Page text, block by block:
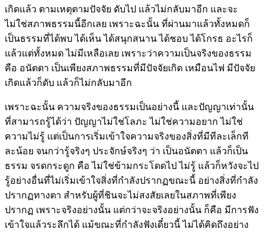
เกิดแล้ว ตามเหตุตามปัจจัย ดับไป แล้วไม่กลับมาอีก และจะ
ไม่ใช่สภาพธรรมนี้อีกเลย เพราะฉะนั้น ที่ผ่านมาแล้วทั้งหมดก็
เป็นธรรมที่ได้พบ ได้เห็น ได้สนุกสนาน ได้ชอบ ได้โกรธ อะไรก็
แล้วแต่ทั้งหมด ไม่มีเหลือเลย เพราะว่าความเป็นจริงของธรรม
คือ อนัตตา เป็นเพียงสภาพธรรมที่มีปัจจัยเกิด เหมือนไฟ มีปัจจัย
เกิดแล้วก็ดับ แล้วก็ไม่กลับมาอีก
เพราะฉะนั้น ความจริงของธรรมเป็นอย่างนี้ และปัญญาเท่านั้น
ที่สามารถรู้ได้ว่า ปัญญาไม่ใช่โลภะ ไม่ใช่ความอยาก ไม่ใช่
ความไม่รู้ แต่เป็นการเริ่มเข้าใจความจริงของสิ่งที่มีทีละเล็กที
ละน้อย จนกว่ารู้จริงๆ ประจักษ์จริงๆ ว่า เป็นอนัตตา แล้วก็เป็น
ธรรม จรดกระดูก คือ ไม่ใช่ข้ามกระโดดไป ไม่รู้ แล้วก็หวังจะไป
รู้อย่างอื่นที่ไม่เริ่มเข้าใจสิ่งที่กำลังปรากฏขณะนี้ อย่างสิ่งที่กำลัง
ปรากฏทางตา สำหรับผู้ที่ชินจะไม่สงสัยเลยในสภาพที่เพียง
ปรากฏ เพราะจริงอย่างนั้น แต่กว่าจะจริงอย่างนั้น ก็คือ มีการฟัง
เข้าใจแล้วระลึกได้ แม้ขณะที่กำลังฟังเดี๋ยวนี้ ไม่ได้คิดถึงอย่าง